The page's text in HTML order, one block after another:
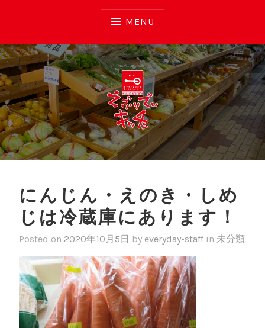
MENU
えぶりでいキッチン
にんじん・えのき・しめ
じは冷蔵庫にあります！
Posted on 2020年10月5日 by everyday-staff in 未分類